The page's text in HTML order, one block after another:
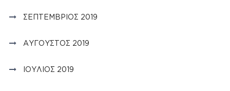
ΣΕΠΤΈΜΒΡΙΟΣ 2019
ΑΎΓΟΥΣΤΟΣ 2019
ΙΟΎΛΙΟΣ 2019